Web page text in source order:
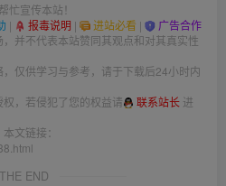
忙宣传本站！
| 报毒说明 | 进站必看 | 广告合作
并不代表本站赞同其观点和对其真实性
仅供学习与参考，请于下载后24小时内
，若侵犯了您的权益请 联系站长 进
文链接：
THE END